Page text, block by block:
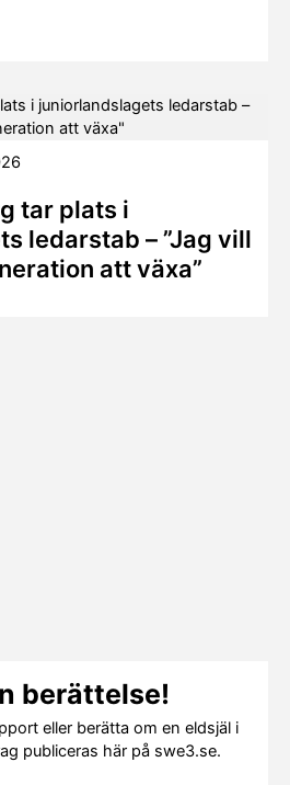
tar plats i
ledarstab – ”Jag vill
att växa”
berättelse!
eller berätta om en eldsjäl i
publiceras här på swe3.se.